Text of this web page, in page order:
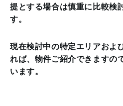
提とする場合は慎重に比較検
す。
現在検討中の特定エリアおよ
れば、物件ご紹介できますの
います。